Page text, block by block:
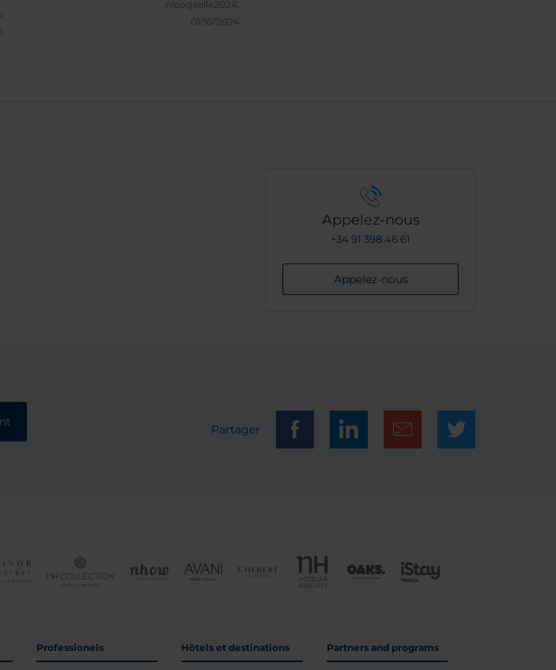
nicogaelle2024.
01/10/2024
Appelez-nous
+34 91 398 46 61
Appelez-nous
Partager
Professionels Hôtels et destinations Partners and programs